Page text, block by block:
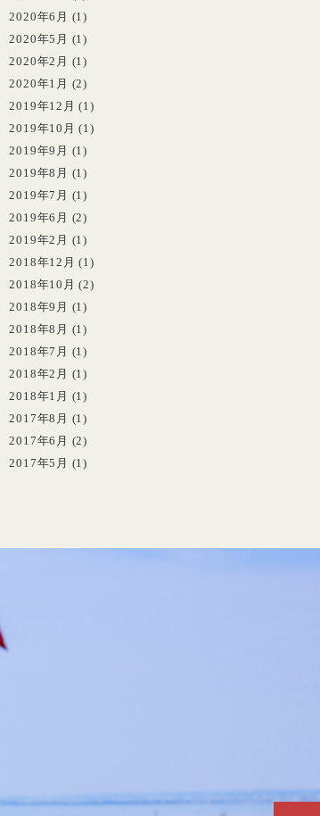
2020年6月 (1)
2020年5月 (1)
2020年2月 (1)
2020年1月 (2)
2019年12月 (1)
2019年10月 (1)
2019年9月 (1)
2019年8月 (1)
2019年7月 (1)
2019年6月 (2)
2019年2月 (1)
2018年12月 (1)
2018年10月 (2)
2018年9月 (1)
2018年8月 (1)
2018年7月 (1)
2018年2月 (1)
2018年1月 (1)
2017年8月 (1)
2017年6月 (2)
2017年5月 (1)